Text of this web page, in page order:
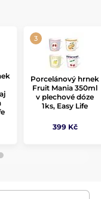
Porcelánový hrnek
Fruit Mania 350ml
v plechové dóze
1ks, Easy Life
399 Kč